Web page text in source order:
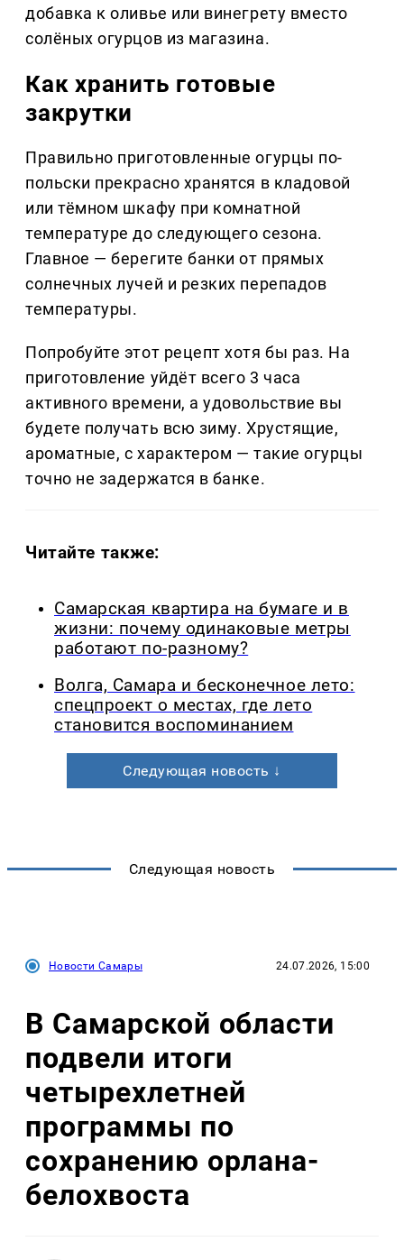
добавка к оливье или винегрету вместо
солёных огурцов из магазина.
Как хранить готовые
закрутки
Правильно приготовленные огурцы по-
польски прекрасно хранятся в кладовой
или тёмном шкафу при комнатной
температуре до следующего сезона.
Главное — берегите банки от прямых
солнечных лучей и резких перепадов
температуры.
Попробуйте этот рецепт хотя бы раз. На
приготовление уйдёт всего 3 часа
активного времени, а удовольствие вы
будете получать всю зиму. Хрустящие,
ароматные, с характером — такие огурцы
точно не задержатся в банке.
Читайте также:
Самарская квартира на бумаге и в
жизни: почему одинаковые метры
работают по-разному?
Волга, Самара и бесконечное лето:
спецпроект о местах, где лето
становится воспоминанием
Следующая новость ↓
Следующая новость
Новости Самары 24.07.2026, 15:00
В Самарской области
подвели итоги
четырехлетней
программы по
сохранению орлана-
белохвоста